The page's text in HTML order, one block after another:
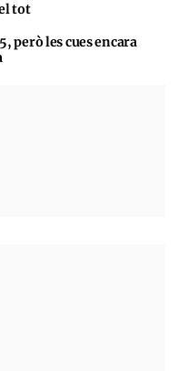
tot
però les cues encara